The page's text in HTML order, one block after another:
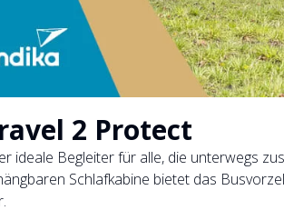
2 Protect
ideale Begleiter für alle, die unterwegs
Schlafkabine bietet das